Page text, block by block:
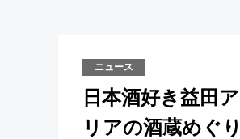
ニュース
日本酒好き益田
リアの酒蔵めぐ